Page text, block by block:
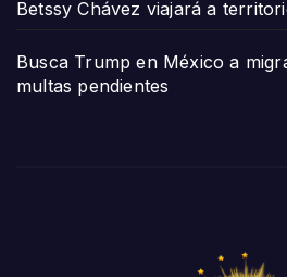
Betssy Chávez viajará a
Busca Trump en México a
multas pendientes